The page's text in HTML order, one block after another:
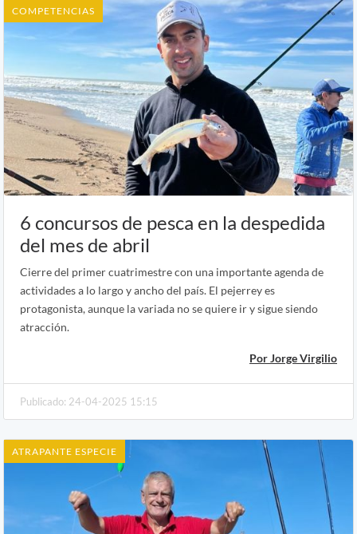
COMPETENCIAS
6 concursos de pesca en la despedida
del mes de abril
Cierre del primer cuatrimestre con una importante agenda de
actividades a lo largo y ancho del país. El pejerrey es
protagonista, aunque la variada no se quiere ir y sigue siendo
atracción.
Por Jorge Virgilio
Publicado: 24-04-2025 15:15
ATRAPANTE ESPECIE